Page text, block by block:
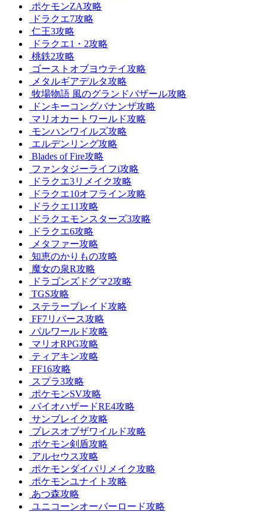
ポケモンZA攻略
ドラクエ7攻略
仁王3攻略
ドラクエ1・2攻略
桃鉄2攻略
ゴーストオブヨウテイ攻略
メタルギアデルタ攻略
牧場物語 風のグランドバザール攻略
ドンキーコングバナンザ攻略
マリオカートワールド攻略
モンハンワイルズ攻略
エルデンリング攻略
Blades of Fire攻略
ファンタジーライフi攻略
ドラクエ3リメイク攻略
ドラクエ10オフライン攻略
ドラクエ11攻略
ドラクエモンスターズ3攻略
ドラクエ6攻略
メタファー攻略
知恵のかりもの攻略
魔女の泉R攻略
ドラゴンズドグマ2攻略
TGS攻略
ステラーブレイド攻略
FF7リバース攻略
パルワールド攻略
マリオRPG攻略
ティアキン攻略
FF16攻略
スプラ3攻略
ポケモンSV攻略
バイオハザードRE4攻略
サンブレイク攻略
ブレスオブザワイルド攻略
ポケモン剣盾攻略
アルセウス攻略
ポケモンダイパリメイク攻略
ポケモンユナイト攻略
あつ森攻略
ユニコーンオーバーロード攻略